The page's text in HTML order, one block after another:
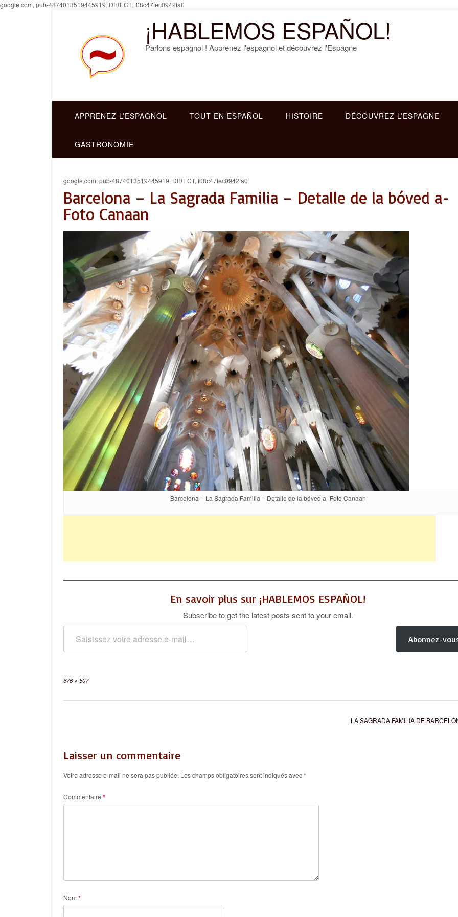
google.com, pub-4874013519445919, DIRECT, f08c47fec0942fa0
content
¡HABLEMOS ESPAÑOL!
Parlons espagnol ! Apprenez l'espagnol et découvrez l'Espagne
APPRENEZ L’ESPAGNOL TOUT EN ESPAÑOL HISTOIRE DÉCOUVREZ L’ESPAGNE
GASTRONOMIE
google.com, pub-4874013519445919, DIRECT, f08c47fec0942fa0
Barcelona – La Sagrada Familia – Detalle de la bóved a-
Foto Canaan
Barcelona – La Sagrada Familia – Detalle de la bóved a- Foto Canaan
En savoir plus sur ¡HABLEMOS ESPAÑOL!
Subscribe to get the latest posts sent to your email.
Saisissez votre adresse e-mail…
Abonnez-
Full
676 × 507
LA SAGRADA FAMILIA DE
Laisser un commentaire
Votre adresse e-mail ne sera pas publiée. Les champs obligatoires sont indiqués avec*
Commentaire *
Nom *